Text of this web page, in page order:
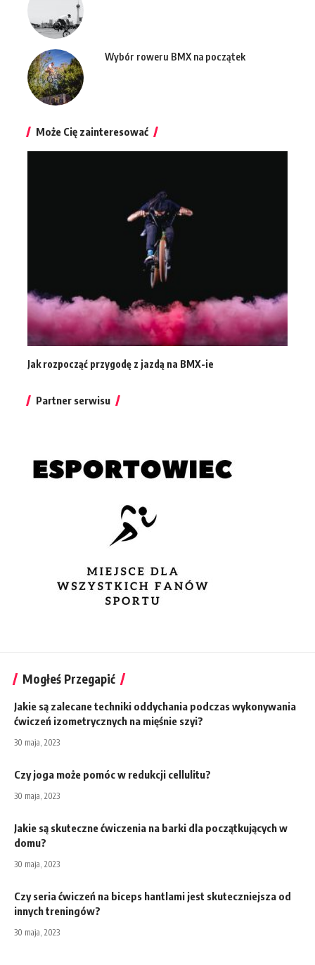
Wybór roweru BMX na początek
Może Cię zainteresować
Jak rozpocząć przygodę z jazdą na BMX-ie
Partner serwisu
Mogłeś Przegapić
Jakie są zalecane techniki oddychania podczas wykonywania
ćwiczeń izometrycznych na mięśnie szyi?
30 maja, 2023
Czy joga może pomóc w redukcji cellulitu?
30 maja, 2023
Jakie są skuteczne ćwiczenia na barki dla początkujących w
domu?
30 maja, 2023
Czy seria ćwiczeń na biceps hantlami jest skuteczniejsza od
innych treningów?
30 maja, 2023